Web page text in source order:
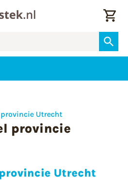
Utrecht
provincie
Utrecht